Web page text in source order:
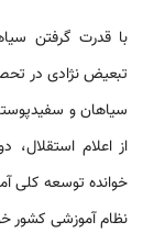
با قدرت گرفتن
تبعیض نژادی در
سیاهان و
از اعلام استقلال،
خوانده توسعه کلی
نظام آموزشی کشور